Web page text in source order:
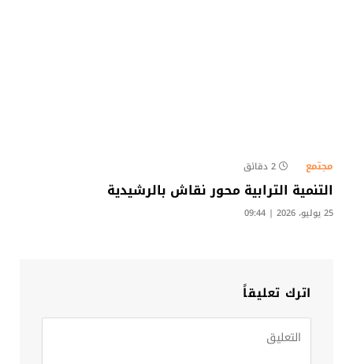
مجتمع 2 دقائق
التنمية الترابية محور نقاش بالرشيدية
25 يوليو، 2026 | 09:44
اترك تعليقاً